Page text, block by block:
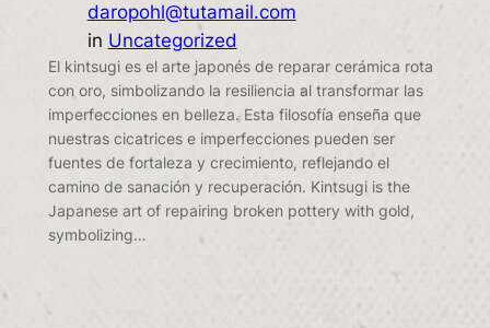
daropohl@tutamail.com
in Uncategorized
El kintsugi es el arte japonés de reparar cerámica rota
con oro, simbolizando la resiliencia al transformar las
imperfecciones en belleza. Esta filosofía enseña que
nuestras cicatrices e imperfecciones pueden ser
fuentes de fortaleza y crecimiento, reflejando el
camino de sanación y recuperación. Kintsugi is the
Japanese art of repairing broken pottery with gold,
symbolizing…